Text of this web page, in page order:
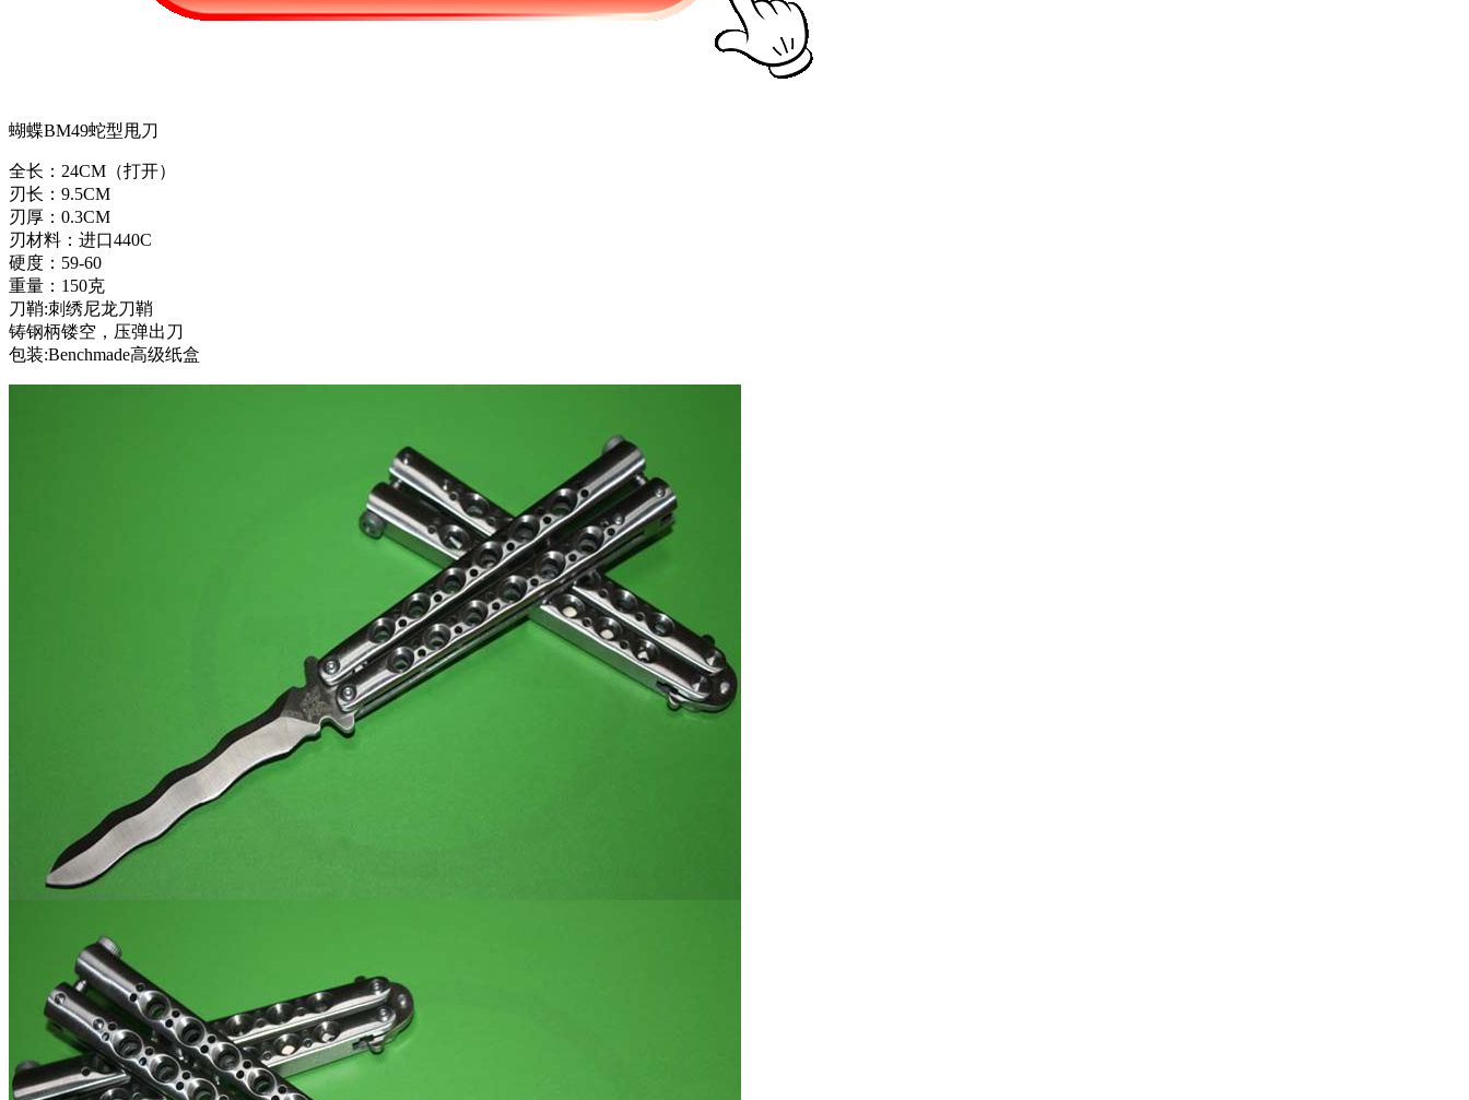
蝴蝶BM49蛇型甩刀
全长：24CM（打开）
刃长：9.5CM
刃厚：0.3CM
刃材料：进口440C
硬度：59-60
重量：150克
刀鞘:刺绣尼龙刀鞘
铸钢柄镂空，压弹出刀
包装:Benchmade高级纸盒